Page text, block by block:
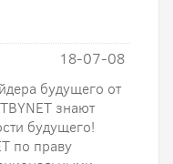
18-07-08
будущего от
знают
будущего!
по праву